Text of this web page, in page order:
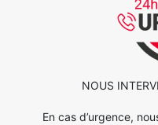
NOUS
En cas d’urgence,